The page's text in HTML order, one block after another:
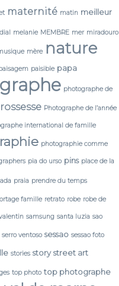
maternité matin meilleur
melanie MEMBRE mer miradouro
mère nature
paisible papa
photographe de
Photographe de l’année
international de famille
photographie comme
pia do urso pins place de la
praia prendre du temps
famille retrato robe robe de
samsung santa luzia sao
serro ventoso sessao sessao foto
stories story street art
top photo top photographe